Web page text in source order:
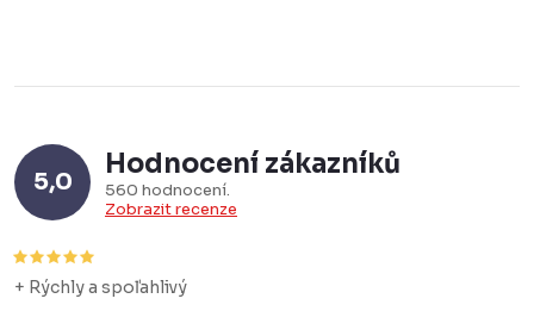
5,0
Hodnocení zákazníků
560 hodnocení
Zobrazit recenze
+ Rýchly a spoľahlivý